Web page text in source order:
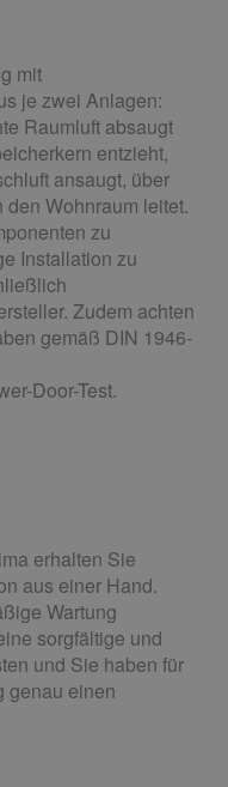
mit
je zwei Anlagen:
Raumluft absaugt
entzieht,
ansaugt, über
Wohnraum leitet.
zu
Installation zu
Zudem achten
gemäß DIN 1946-
Door-Test.
erhalten Sie
aus einer Hand.
Wartung
sorgfältige und
und Sie haben für
genau einen